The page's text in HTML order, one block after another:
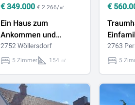
€ 349.000 € 2.266/㎡
Ein Haus zum
Ankommen und
Wohlfühlen!
2752 Wöllersdorf
5 Zimmer 154 ㎡
€
Fuße
2763
5